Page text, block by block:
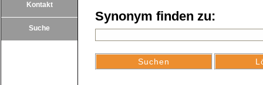
Kontakt
Suche
Synonym finden zu: